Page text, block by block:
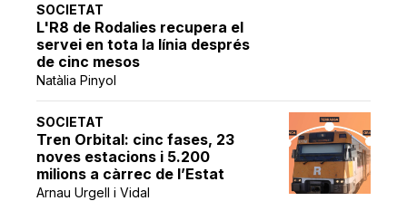
SOCIETAT
L'R8 de Rodalies recupera el
servei en tota la línia després
de cinc mesos
Natàlia Pinyol
SOCIETAT
Tren Orbital: cinc fases, 23
noves estacions i 5.200
milions a càrrec de l’Estat
Arnau Urgell i Vidal